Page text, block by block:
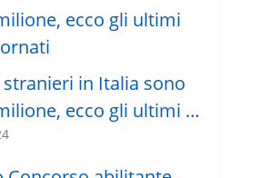
in Italia sono
ecco gli ultimi …